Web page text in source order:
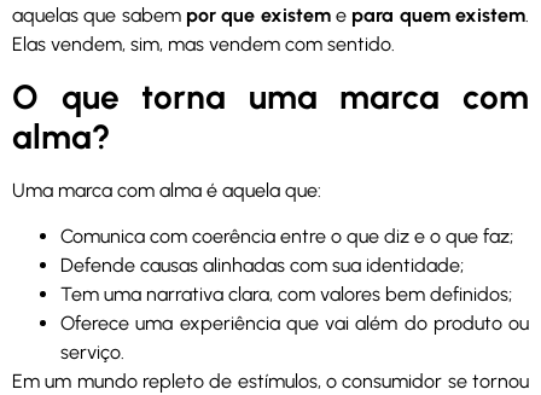
aquelas que sabem por que existeme para quem existem.
Elas vendem, sim, mas vendem com sentido.
O que torna uma marca com
alma?
Uma marca com alma é aquela que:
Comunica com coerência entre o que diz e o que faz;
Defende causas alinhadas com sua identidade;
Tem uma narrativa clara, com valores bem definidos;
Oferece uma experiência que vai além do produto ou
serviço.
Em um mundo repleto de estímulos, o consumidor se tornou